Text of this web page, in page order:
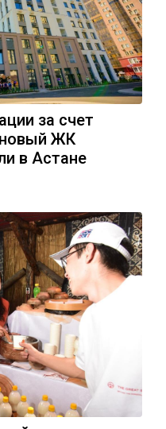
за счет
новый ЖК
в Астане